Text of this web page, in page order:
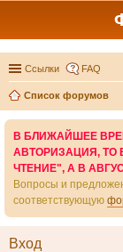
Ссылки FAQ
Список форумов
В БЛИЖАЙШЕЕ
АВТОРИЗАЦИЯ, ТО
ЧТЕНИЕ", А В
Вопросы и
соответствующую
Вход